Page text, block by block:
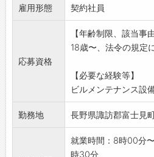
採用後も指導します
ださい
※勤務は、3勤務3休
【変更範囲:変更なし
雇用形態 契約社員
応募資格
【年齢制限、該当事由
18歳〜、法令の規定
【必要な経験等】
ビルメンテナンス設
勤務地 長野県諏訪郡富士見
就業時間：8時00分
時30分